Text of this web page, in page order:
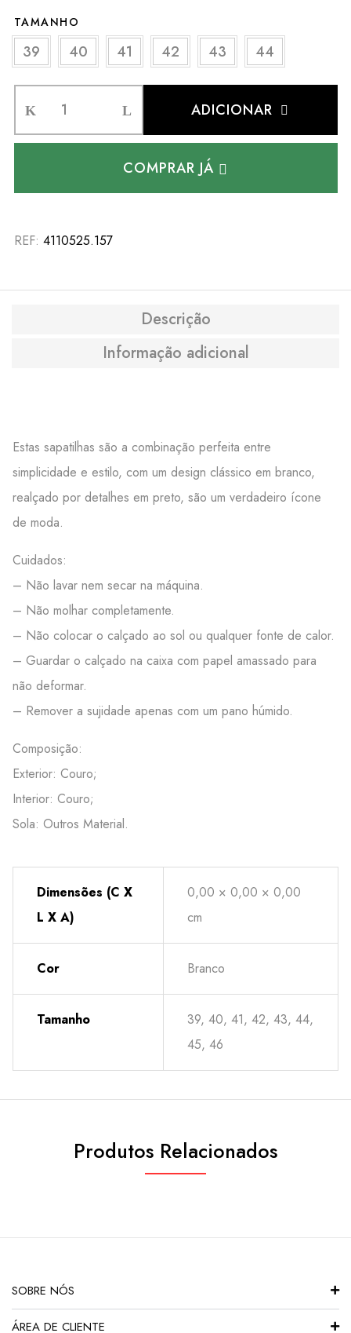
TAMANHO
39 40 41 42 43 44
ADICIONAR
COMPRAR JÁ
REF: 4110525.157
Descrição
Informação adicional
Estas sapatilhas são a combinação perfeita entre
simplicidade e estilo, com um design clássico em branco,
realçado por detalhes em preto, são um verdadeiro ícone
de moda.
Cuidados:
– Não lavar nem secar na máquina.
– Não molhar completamente.
– Não colocar o calçado ao sol ou qualquer fonte de calor.
– Guardar o calçado na caixa com papel amassado para
não deformar.
– Remover a sujidade apenas com um pano húmido.
Composição:
Exterior: Couro;
Interior: Couro;
Sola: Outros Material.
Dimensões (C X
L X A)
0,00 × 0,00 × 0,00
cm
Cor Branco
Tamanho
39, 40, 41, 42, 43, 44,
45, 46
Produtos Relacionados
SOBRE NÓS
ÁREA DE CLIENTE